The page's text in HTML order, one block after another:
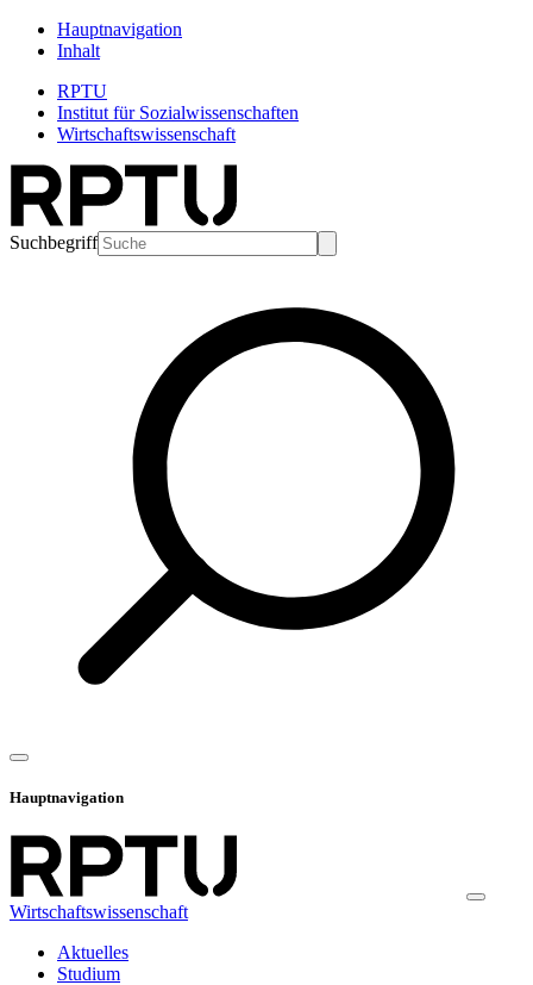
Hauptnavigation
Inhalt
RPTU
Institut für Sozialwissenschaften
Wirtschaftswissenschaft
Suchbegriff
Hauptnavigation
Wirtschaftswissenschaft
Aktuelles
Studium